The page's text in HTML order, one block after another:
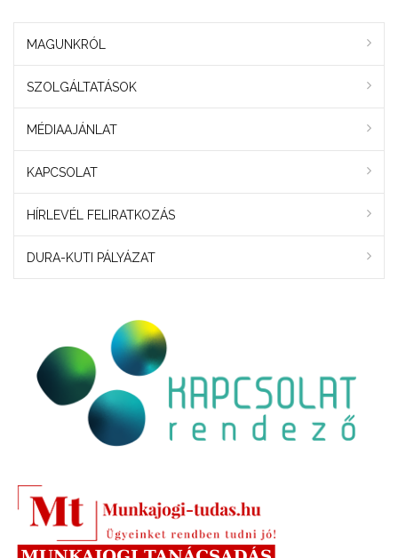
MAGUNKRÓL
SZOLGÁLTATÁSOK
MÉDIAAJÁNLAT
KAPCSOLAT
HÍRLEVÉL FELIRATKOZÁS
DURA-KUTI PÁLYÁZAT